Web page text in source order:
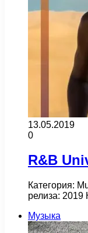
13.05.2019
0
R&B
Категория:
релиза: 2019
Музыка